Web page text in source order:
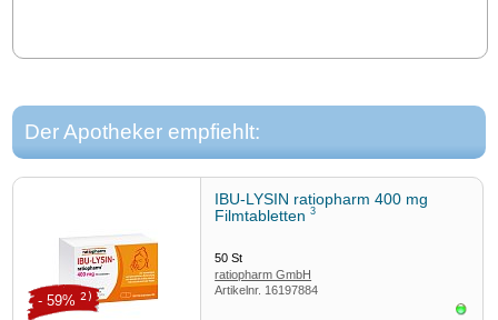
Der Apotheker empfiehlt:
IBU-LYSIN ratiopharm 400 mg
Filmtabletten3
50St
ratiopharm GmbH
Artikelnr. 16197884
- 59% 2)